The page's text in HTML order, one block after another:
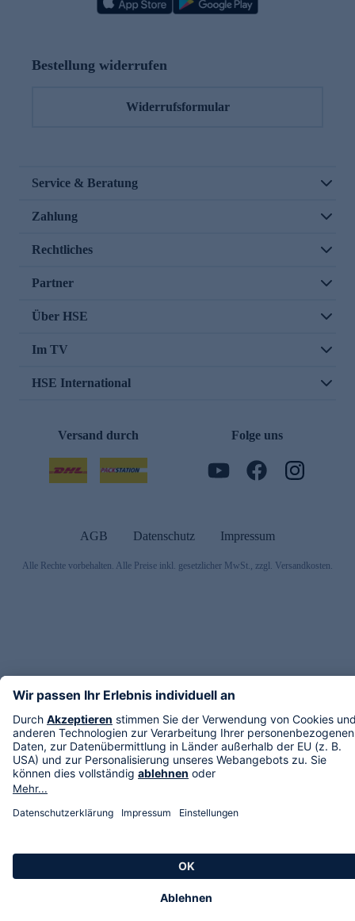
Bestellung widerrufen
Widerrufsformular
Service & Beratung
Zahlung
Rechtliches
Partner
Über HSE
Im TV
HSE International
Versand durch Folge uns
AGB Datenschutz Impressum
Alle Rechte vorbehalten. Alle Preise inkl. gesetzlicher MwSt., zzgl. Versandkosten.